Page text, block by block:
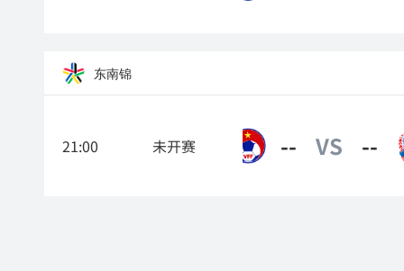
东南锦
21:00 未开赛 -- VS --